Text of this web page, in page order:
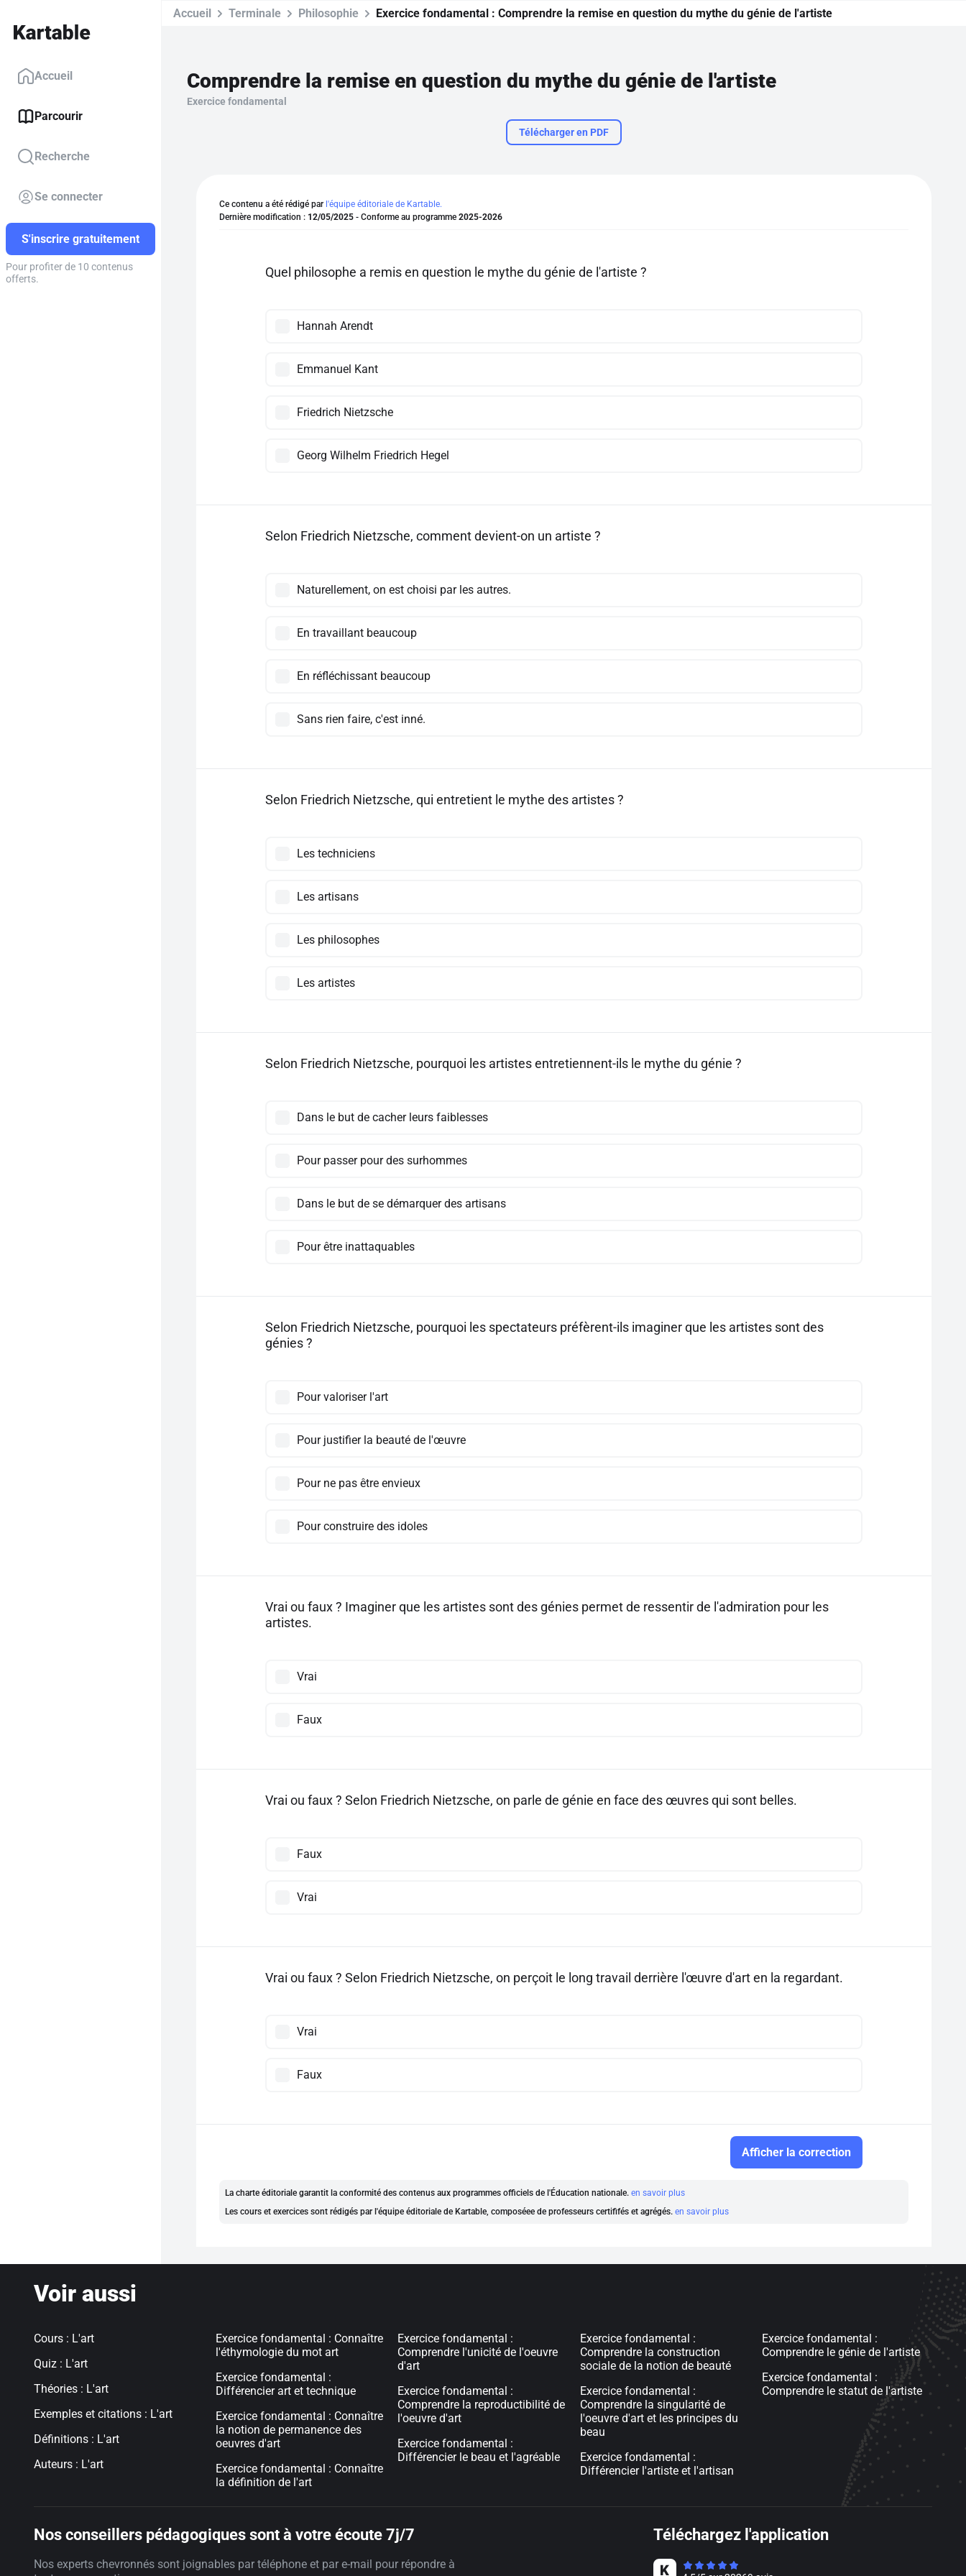
Accueil
Parcourir
Recherche
Se connecter
S'inscrire gratuitement
Pour profiter de 10 contenus
offerts.
Accueil Terminale Philosophie Exercice fondamental : Comprendre la remise en question du mythe du génie de l'artiste
Comprendre la remise en question du mythe du génie de l'artiste
Exercice fondamental
Télécharger en PDF
Ce contenu a été rédigé par l'équipe éditoriale de Kartable.
Dernière modification : 12/05/2025 - Conforme au programme 2025-2026
Quel philosophe a remis en question le mythe du génie de l'artiste ?
Hannah Arendt
Emmanuel Kant
Friedrich Nietzsche
Georg Wilhelm Friedrich Hegel
Selon Friedrich Nietzsche, comment devient-on un artiste ?
Naturellement, on est choisi par les autres.
En travaillant beaucoup
En réfléchissant beaucoup
Sans rien faire, c'est inné.
Selon Friedrich Nietzsche, qui entretient le mythe des artistes ?
Les techniciens
Les artisans
Les philosophes
Les artistes
Selon Friedrich Nietzsche, pourquoi les artistes entretiennent-ils le mythe du génie ?
Dans le but de cacher leurs faiblesses
Pour passer pour des surhommes
Dans le but de se démarquer des artisans
Pour être inattaquables
Selon Friedrich Nietzsche, pourquoi les spectateurs préfèrent-ils imaginer que les artistes sont des
génies ?
Pour valoriser l'art
Pour justifier la beauté de l'œuvre
Pour ne pas être envieux
Pour construire des idoles
Vrai ou faux ? Imaginer que les artistes sont des génies permet de ressentir de l'admiration pour les
artistes.
Vrai
Faux
Vrai ou faux ? Selon Friedrich Nietzsche, on parle de génie en face des œuvres qui sont belles.
Faux
Vrai
Vrai ou faux ? Selon Friedrich Nietzsche, on perçoit le long travail derrière l'œuvre d'art en la regardant.
Vrai
Faux
Afficher la correction
La charte éditoriale garantit la conformité des contenus aux programmes officiels de l'Éducation nationale. en savoir plus
Les cours et exercices sont rédigés par l'équipe éditoriale de Kartable, composéee de professeurs certififés et agrégés. en savoir plus
Voir aussi
Cours : L'art
Quiz : L'art
Théories : L'art
Exemples et citations : L'art
Définitions : L'art
Auteurs : L'art
Exercice fondamental : Connaître
l'éthymologie du mot art
Exercice fondamental :
Différencier art et technique
Exercice fondamental : Connaître
la notion de permanence des
oeuvres d'art
Exercice fondamental : Connaître
la définition de l'art
Exercice fondamental :
Comprendre l'unicité de l'oeuvre
d'art
Exercice fondamental :
Comprendre la reproductibilité de
l'oeuvre d'art
Exercice fondamental :
Différencier le beau et l'agréable
Exercice fondamental :
Comprendre la construction
sociale de la notion de beauté
Exercice fondamental :
Comprendre la singularité de
l'oeuvre d'art et les principes du
beau
Exercice fondamental :
Différencier l'artiste et l'artisan
Exercice fondamental :
Comprendre le génie de l'artiste
Exercice fondamental :
Comprendre le statut de l'artiste
Nos conseillers pédagogiques sont à votre écoute 7j/7
Nos experts chevronnés sont joignables par téléphone et par e-mail pour répondre à
Téléchargez l'application